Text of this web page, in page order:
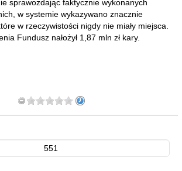
sprawozdając faktycznie wykonanych
w systemie wykazywano znacznie
w rzeczywistości nigdy nie miały miejsca.
Fundusz nałożył 1,87 mln zł kary.
551